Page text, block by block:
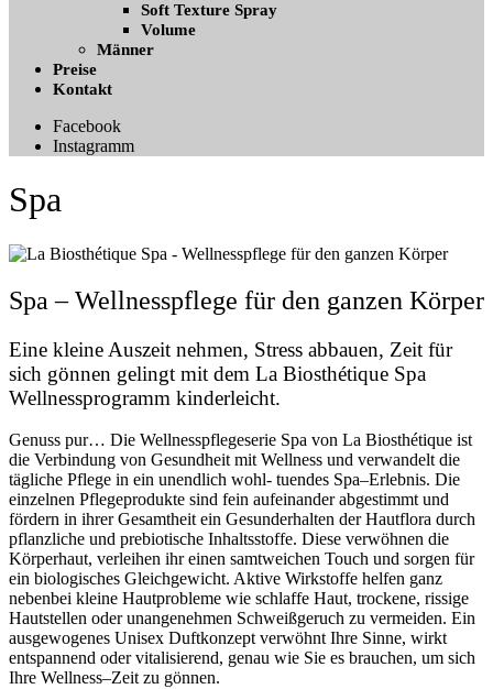
Soft Texture Spray
Volume
Männer
Preise
Kontakt
Facebook
Instagramm
Spa
Spa – Wellnesspflege für den ganzen Körper
Eine kleine Auszeit nehmen, Stress abbauen, Zeit für
sich gönnen gelingt mit dem La Biosthétique Spa
Wellnessprogramm kinderleicht.
Genuss pur… Die Wellnesspflegeserie Spa von La Biosthétique ist
die Verbindung von Gesundheit mit Wellness und verwandelt die
tägliche Pflege in ein unendlich wohl- tuendes Spa–Erlebnis. Die
einzelnen Pflegeprodukte sind fein aufeinander abgestimmt und
fördern in ihrer Gesamtheit ein Gesunderhalten der Hautflora durch
pflanzliche und prebiotische Inhaltsstoffe. Diese verwöhnen die
Körperhaut, verleihen ihr einen samtweichen Touch und sorgen für
ein biologisches Gleichgewicht. Aktive Wirkstoffe helfen ganz
nebenbei kleine Hautprobleme wie schlaffe Haut, trockene, rissige
Hautstellen oder unangenehmen Schweißgeruch zu vermeiden. Ein
ausgewogenes Unisex Duftkonzept verwöhnt Ihre Sinne, wirkt
entspannend oder vitalisierend, genau wie Sie es brauchen, um sich
Ihre Wellness–Zeit zu gönnen.